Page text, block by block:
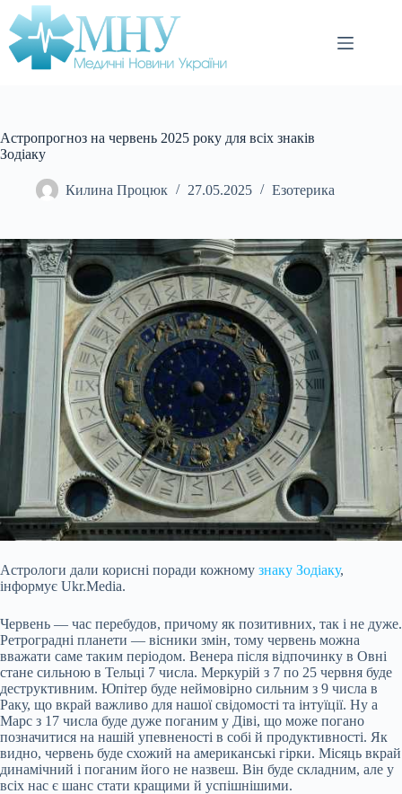
Перейти
до
вмісту
Астропрогноз на червень 2025 року для всіх знаків
Зодіаку
Килина Процюк 27.05.2025 Езотерика
Астрологи дали корисні поради кожному знаку Зодіаку,
інформує Ukr.Media.
Червень — час перебудов, причому як позитивних, так і не дуже.
Ретроградні планети — вісники змін, тому червень можна
вважати саме таким періодом. Венера після відпочинку в Овні
стане сильною в Тельці 7 числа. Меркурій з 7 по 25 червня буде
деструктивним. Юпітер буде неймовірно сильним з 9 числа в
Раку, що вкрай важливо для нашої свідомості та інтуїції. Ну а
Марс з 17 числа буде дуже поганим у Діві, що може погано
позначитися на нашій упевненості в собі й продуктивності. Як
видно, червень буде схожий на американські гірки. Місяць вкрай
динамічний і поганим його не назвеш. Він буде складним, але у
всіх нас є шанс стати кращими й успішнішими.